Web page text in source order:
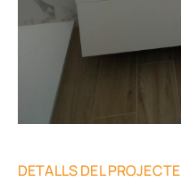
DETALLS DEL PROJECTE